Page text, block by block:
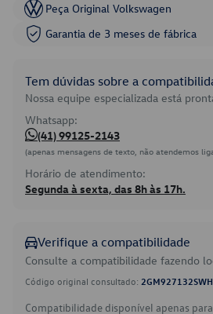
Peça Original Volkswagen
Garantia de 3 meses de fábrica
Tem dúvidas sobre a
Nossa equipe especializada está
Whatsapp:
(41) 99125-2143
(apenas mensagens de texto, não atendemos
Horário de atendimento:
Segunda à sexta, das 8h às 17h.
Verifique a compatibilidade
Consulte a compatibilidade fazendo
Código original consultado:
Compatibilidade disponível apenas